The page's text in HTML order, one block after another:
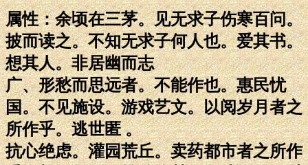
属性：余顷在三茅。见无求子伤寒百问。
披而读之。不知无求子何人也。爱其书。
想其人。非居幽而志
广、形愁而思远者。不能作也。惠民忧
国。不见施设。游戏艺文。以阅岁月者之
所作乎。逃世匿 。
抗心绝虑。灌园荒丘。卖药都市者之所作